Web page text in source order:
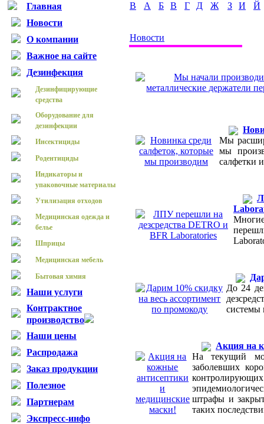
Главная
Новости
О компании
Важное на сайте
Дезинфекция
Дезинфицирующие
средства
Оборудование для
дезинфекции
Инсектициды
Родентициды
Индикаторы и
упаковочные материалы
Утилизация отходов
Медицинская одежда и
белье
Шприцы
Медицинская мебель
Бытовая химия
Наши услуги
Контрактное
производство
Наши цены
Распродажа
Заказ продукции
Полезное
Партнерам
Экспресс-инфо
B А Б В Г Д Ж З И Й
Новости
Мы
мы
салфетки
До 24
системы
Акция на
На текущий
заболевших
штрафы и
таких